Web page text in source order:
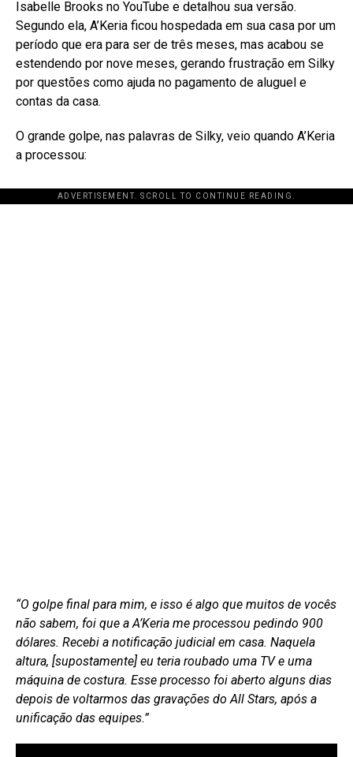
Isabelle Brooks no YouTube e detalhou sua versão.
Segundo ela, A’Keria ficou hospedada em sua casa por um
período que era para ser de três meses, mas acabou se
estendendo por nove meses, gerando frustração em Silky
por questões como ajuda no pagamento de aluguel e
contas da casa.
O grande golpe, nas palavras de Silky, veio quando A’Keria
a processou:
ADVERTISEMENT. SCROLL TO CONTINUE READING.
“O golpe final para mim, e isso é algo que muitos de vocês
não sabem, foi que a A’Keria me processou pedindo 900
dólares. Recebi a notificação judicial em casa. Naquela
altura, [supostamente] eu teria roubado uma TV e uma
máquina de costura. Esse processo foi aberto alguns dias
depois de voltarmos das gravações do All Stars, após a
unificação das equipes.”